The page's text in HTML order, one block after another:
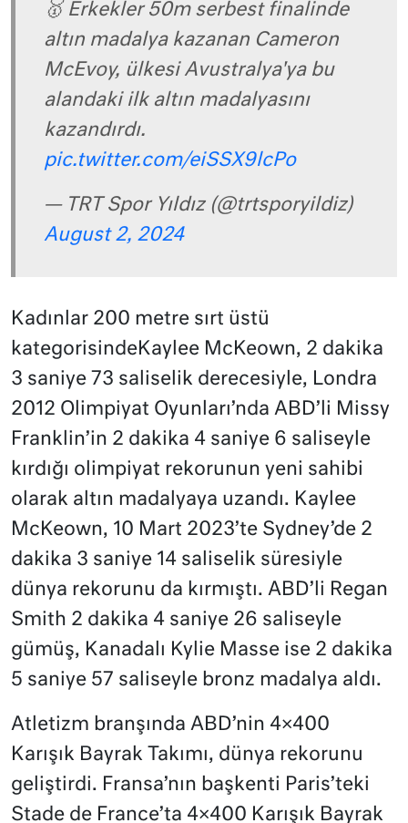
🥇 Erkekler 50m serbest finalinde
altın madalya kazanan Cameron
McEvoy, ülkesi Avustralya'ya bu
alandaki ilk altın madalyasını
kazandırdı.
pic.twitter.com/eiSSX9lcPo
— TRT Spor Yıldız (@trtsporyildiz)
August 2, 2024
Kadınlar 200 metre sırt üstü
kategorisindeKaylee McKeown, 2 dakika
3 saniye 73 saliselik derecesiyle, Londra
2012 Olimpiyat Oyunları’nda ABD’li Missy
Franklin’in 2 dakika 4 saniye 6 saliseyle
kırdığı olimpiyat rekorunun yeni sahibi
olarak altın madalyaya uzandı. Kaylee
McKeown, 10 Mart 2023’te Sydney’de 2
dakika 3 saniye 14 saliselik süresiyle
dünya rekorunu da kırmıştı. ABD’li Regan
Smith 2 dakika 4 saniye 26 saliseyle
gümüş, Kanadalı Kylie Masse ise 2 dakika
5 saniye 57 saliseyle bronz madalya aldı.
Atletizm branşında ABD’nin 4×400
Karışık Bayrak Takımı, dünya rekorunu
geliştirdi. Fransa’nın başkenti Paris’teki
Stade de France’ta 4×400 Karışık Bayrak